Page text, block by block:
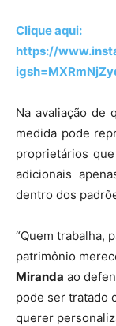
Clique aqui:
https://
Na avaliação de
medida pode
proprietários
adicionais
dentro dos
“Quem trabalha,
patrimônio
Miranda ao
pode ser tratado
querer